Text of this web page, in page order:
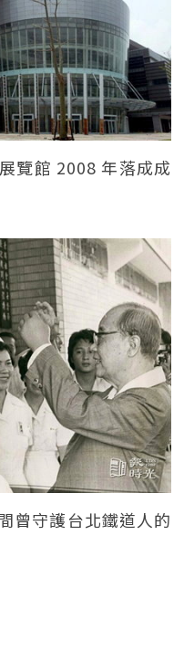
覽館 2008 年落成成
曾守護台北鐵道人的